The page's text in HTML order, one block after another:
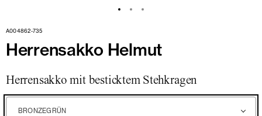
A004862-735
Herrensakko Helmut
Herrensakko mit besticktem Stehkragen
BRONZEGRÜN